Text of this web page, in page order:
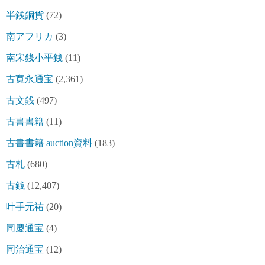
半銭銅貨 (72)
南アフリカ (3)
南宋銭小平銭 (11)
古寛永通宝 (2,361)
古文銭 (497)
古書書籍 (11)
古書書籍 auction資料 (183)
古札 (680)
古銭 (12,407)
叶手元祐 (20)
同慶通宝 (4)
同治通宝 (12)